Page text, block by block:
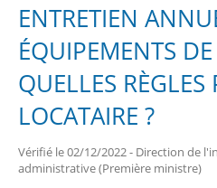
ENTRETIEN
ÉQUIPEMENTS
QUELLES RÈGLES
LOCATAIRE ?
Vérifié le 02/12/2022 - Direction de
administrative (Première ministre)